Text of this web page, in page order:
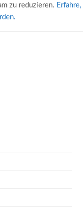
zu reduzieren. Erfahre,